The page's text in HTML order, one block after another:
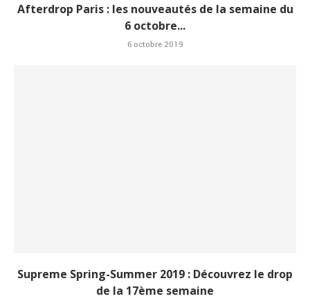
Afterdrop Paris : les nouveautés de la semaine du
6 octobre...
6 octobre 2019
Supreme Spring-Summer 2019 : Découvrez le drop
de la 17ème semaine